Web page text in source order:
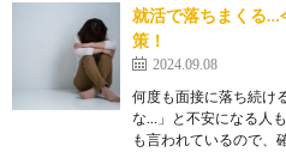
就活で落ちまくる…
策！
2024.09.08
何度も面接に落ち続け
な…」と不安になる人
も言われているので、